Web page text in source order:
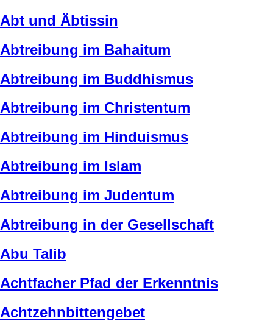
Abt und Äbtissin
Abtreibung im Bahaitum
Abtreibung im Buddhismus
Abtreibung im Christentum
Abtreibung im Hinduismus
Abtreibung im Islam
Abtreibung im Judentum
Abtreibung in der Gesellschaft
Abu Talib
Achtfacher Pfad der Erkenntnis
Achtzehnbittengebet